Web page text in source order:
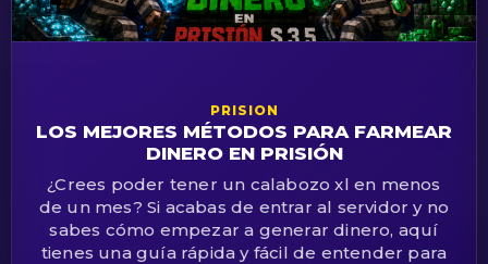
PRISION
LOS MEJORES MÉTODOS PARA FARMEAR
DINERO EN PRISIÓN
¿Crees poder tener un calabozo xl en menos
de un mes? Si acabas de entrar al servidor y no
sabes cómo empezar a generar dinero, aquí
tienes una guía rápida y fácil de entender para